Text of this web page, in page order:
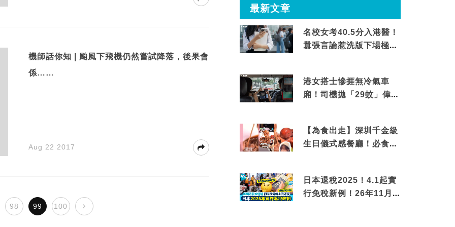
機師話你知 | 颱風下飛機仍然嘗試降落，後果會
係……
Aug 22 2017
98 99 100
最新文章
名校女考40.5分入港醫！
囂張言論惹洗版下場極震
港女搭士慘捱無冷氣車
廂！司機拋「29蚊」偉論
【為食出走】深圳千金級
生日儀式感餐廳！必食失
日本退稅2025！4.1起實
行免稅新例！26年11月